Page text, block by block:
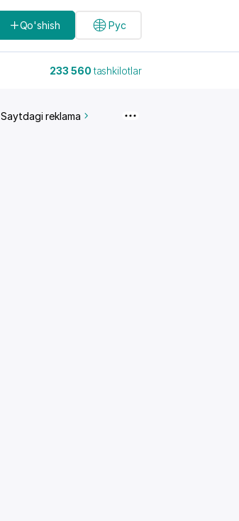
Qo'shish Рус
233 560tashkilotlar
Saytdagi reklama